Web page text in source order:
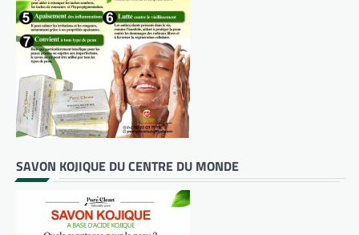
SAVON KOJIQUE DU CENTRE DU MONDE